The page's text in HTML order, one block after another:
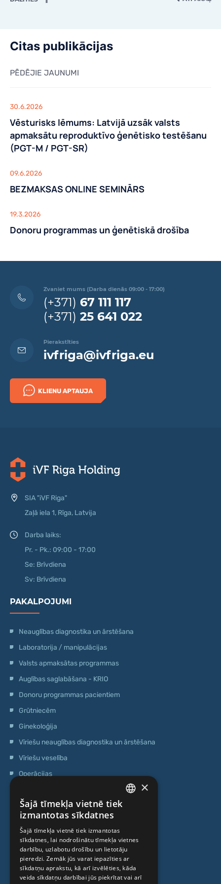
Citas publikācijas
PĒDĒJIE JAUNUMI
30.6.2026
Vēsturisks lēmums: Latvijā uzsāk valsts
apmaksātu reproduktīvo ģenētisko testēšanu
(PGT-M / PGT-SR)
09.6.2026
BEZMAKSAS ONLINE SEMINĀRS
19.3.2026
Donoru programmas un ģenētiskā drošība
Zvaniet mums (Darba dienās 09:00 - 17:00)
(+371) 67 111 117
(+371) 25 641 022
Pierakstīties
ivfriga@ivfriga.eu
KLIENU APTAUJA
SIA "iVF Riga"
Zaļā iela 1, Rīga, Latvija
Darba laiks:
Pr. - Pk.: 09:00 - 17:00
Se: Brīvdiena
Sv: Brīvdiena
PAKALPOJUMI
Neauglības diagnostika un ārstēšana
Laboratorija / manipulācijas
Valsts apmaksātas programmas
Auglības saglabāšana - KRIO
Donoru programmas pacientiem
Grūtniecēm
Ginekoloģija
Vīriešu neauglības diagnostika un ārstēšana
Vīriešu veselība
Operācijas
Anti-age speciālista konsultācija
Ambulatorais centrs
Cilmes šūnu centrs
PAR MUMS
LATVIAN
RUSSIAN
LITHUANIAN
NORWEGIAN
×
Šajā tīmekļa vietnē tiek
izmantotas sīkdatnes
Šajā tīmekļa vietnē tiek izmantotas
sīkdatnes, lai nodrošinātu tīmekļa vietnes
darbību, uzlabotu drošību un lietotāju
pieredzi. Zemāk jūs varat iepazīties ar
sīkdatņu aprakstu, kā arī izvēlēties, kāda
veida sīkdatņu darbībai jūs piekrītat vai arī